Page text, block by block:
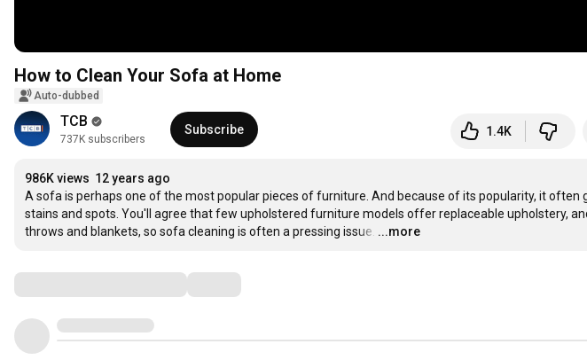
How to Clean Your Sofa at Home
Auto-dubbed
ТСВ
737K subscribers
Subscribe 1.4K
986K views 12 years ago
A sofa is perhaps one of the most popular pieces of furniture. And because of its popularity, it often
stains and spots. You'll agree that few upholstered furniture models offer replaceable upholstery,
throws and blankets, so sofa cleaning is often a pressing issue. …
...more